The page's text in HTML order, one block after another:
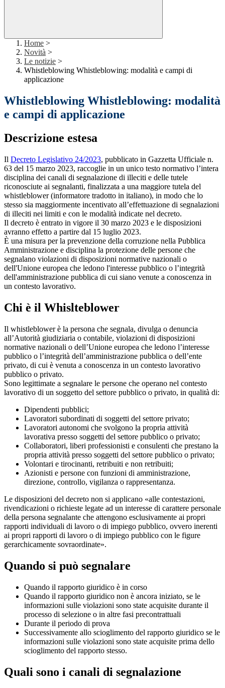
Home >
Novità >
Le notizie >
Whistleblowing Whistleblowing: modalità e campi di
applicazione
Whistleblowing Whistleblowing: modalità
e campi di applicazione
Descrizione estesa
Il Decreto Legislativo 24/2023, pubblicato in Gazzetta Ufficiale n.
63 del 15 marzo 2023, raccoglie in un unico testo normativo l’intera
disciplina dei canali di segnalazione di illeciti e delle tutele
riconosciute ai segnalanti, finalizzata a una maggiore tutela del
whistleblower (informatore tradotto in italiano), in modo che lo
stesso sia maggiormente incentivato all’effettuazione di segnalazioni
di illeciti nei limiti e con le modalità indicate nel decreto.
Il decreto è entrato in vigore il 30 marzo 2023 e le disposizioni
avranno effetto a partire dal 15 luglio 2023.
È una misura per la prevenzione della corruzione nella Pubblica
Amministrazione e disciplina la protezione delle persone che
segnalano violazioni di disposizioni normative nazionali o
dell'Unione europea che ledono l'interesse pubblico o l’integrità
dell'amministrazione pubblica di cui siano venute a conoscenza in
un contesto lavorativo.
Chi è il Whislteblower
Il whistleblower è la persona che segnala, divulga o denuncia
all’Autorità giudiziaria o contabile, violazioni di disposizioni
normative nazionali o dell’Unione europea che ledono l’interesse
pubblico o l’integrità dell’amministrazione pubblica o dell’ente
privato, di cui è venuta a conoscenza in un contesto lavorativo
pubblico o privato.
Sono legittimate a segnalare le persone che operano nel contesto
lavorativo di un soggetto del settore pubblico o privato, in qualità di:
Dipendenti pubblici;
Lavoratori subordinati di soggetti del settore privato;
Lavoratori autonomi che svolgono la propria attività
lavorativa presso soggetti del settore pubblico o privato;
Collaboratori, liberi professionisti e consulenti che prestano la
propria attività presso soggetti del settore pubblico o privato;
Volontari e tirocinanti, retribuiti e non retribuiti;
Azionisti e persone con funzioni di amministrazione,
direzione, controllo, vigilanza o rappresentanza.
Le disposizioni del decreto non si applicano «alle contestazioni,
rivendicazioni o richieste legate ad un interesse di carattere personale
della persona segnalante che attengono esclusivamente ai propri
rapporti individuali di lavoro o di impiego pubblico, ovvero inerenti
ai propri rapporti di lavoro o di impiego pubblico con le figure
gerarchicamente sovraordinate».
Quando si può segnalare
Quando il rapporto giuridico è in corso
Quando il rapporto giuridico non è ancora iniziato, se le
informazioni sulle violazioni sono state acquisite durante il
processo di selezione o in altre fasi precontrattuali
Durante il periodo di prova
Successivamente allo scioglimento del rapporto giuridico se le
informazioni sulle violazioni sono state acquisite prima dello
scioglimento del rapporto stesso.
Quali sono i canali di segnalazione